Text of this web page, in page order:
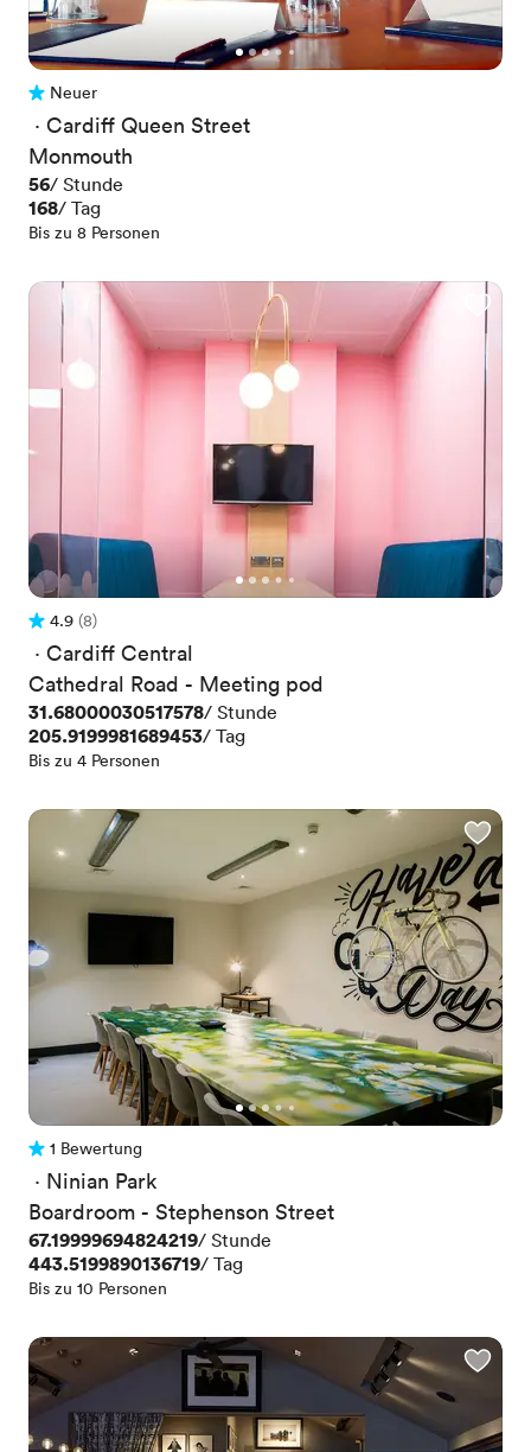
Noch keine Bewertungen
Neuer
· Cardiff Queen Street
Monmouth
Preis
56/ Stunde
Preis
168/ Tag
Bis zu 8 Personen
Bewertung 4.9 von 5
4.9
8 Bewertungen
(8)
· Cardiff Central
Cathedral Road - Meeting pod
Preis
31.68000030517578/ Stunde
Preis
205.9199981689453/ Tag
Bis zu 4 Personen
1 Bewertung
1 Bewertung
· Ninian Park
Boardroom - Stephenson Street
Preis
67.19999694824219/ Stunde
Preis
443.5199890136719/ Tag
Bis zu 10 Personen